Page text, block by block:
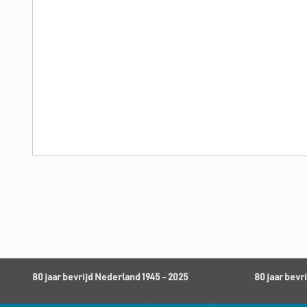
80 jaar bevrijd Nederland 1945 - 2025 80 jaar